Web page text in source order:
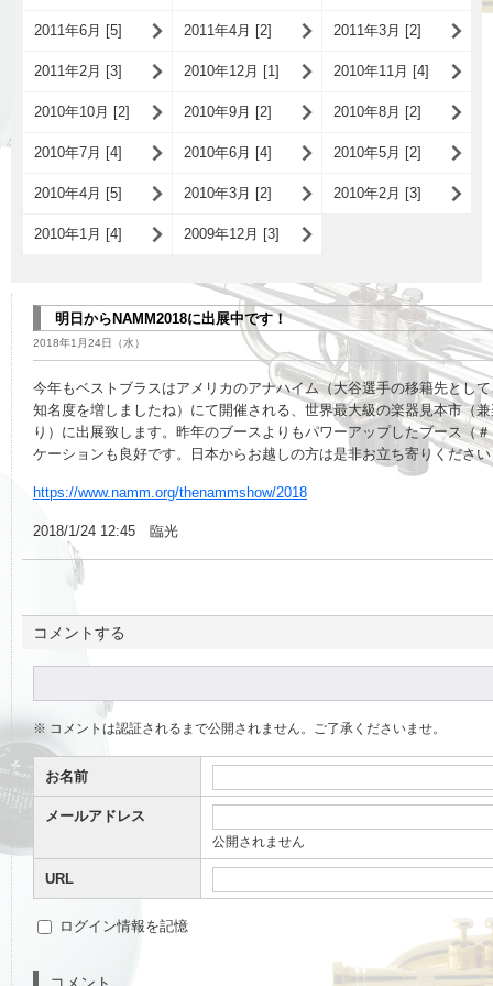
2011年6月 [5] 2011年4月 [2] 2011年3月 [2]
2011年2月 [3] 2010年12月 [1] 2010年11月 [4]
2010年10月 [2] 2010年9月 [2] 2010年8月 [2]
2010年7月 [4] 2010年6月 [4] 2010年5月 [2]
2010年4月 [5] 2010年3月 [2] 2010年2月 [3]
2010年1月 [4] 2009年12月 [3]
明日からNAMM2018に出展中です！
2018年1月24日（水）
今年もベストブラスはアメリカのアナハイム（大谷選手の移籍先とし
知名度を増しましたね）にて開催される、世界最大級の楽器見本市（
り）に出展致します。昨年のブースよりもパワーアップしたブース（
ケーションも良好です。日本からお越しの方は是非お立ち寄りくださ
https://www.namm.org/thenammshow/2018
2018/1/24 12:45 臨光
コメントする
※ コメントは認証されるまで公開されません。ご了承くださいませ。
お名前
メールアドレス
公開されません
URL
ログイン情報を記憶